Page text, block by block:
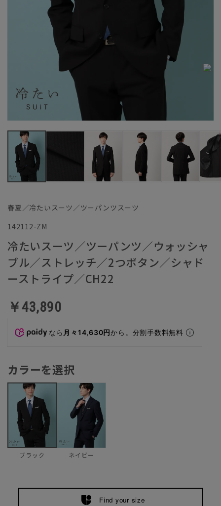
春夏／冷たいスーツ／ツーパンツスーツ
142112-ZM
冷たいスーツ／ツーパンツ／ウォッシャ
ブル／ストレッチ／2つボタン／シャド
ーストライプ／CH22
￥43,890
なら 月々14,630円から。分割手数料無料
カラーを選択
ブラック ネイビー
Find your size